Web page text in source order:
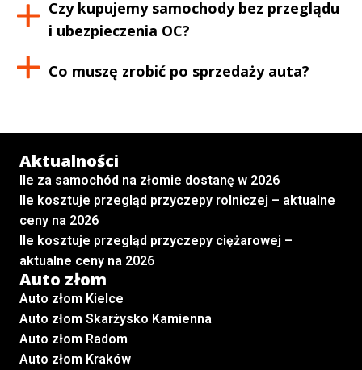
Czy kupujemy samochody bez przeglądu
i ubezpieczenia OC?
Co muszę zrobić po sprzedaży auta?
Aktualności
Ile za samochód na złomie dostanę w 2026
Ile kosztuje przegląd przyczepy rolniczej – aktualne
ceny na 2026
Ile kosztuje przegląd przyczepy ciężarowej –
aktualne ceny na 2026
Auto złom
Auto złom Kielce
Auto złom Skarżysko Kamienna
Auto złom Radom
Auto złom Kraków